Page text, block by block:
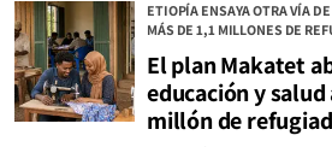
ETIOPÍA ENSAYA OTRA VÍA
MÁS DE 1,1 MILLONES DE
El plan Makatet
educación y salud
millón de